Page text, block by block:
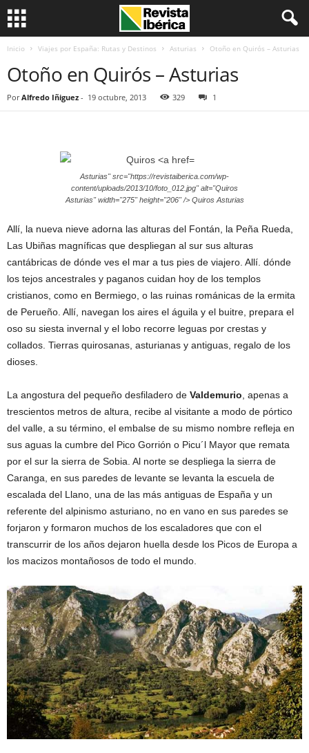
Inicio Viajes por España: Rutas y Destinos Asturias Otoño en Quirós – Asturias
Otoño en Quirós – Asturias
Por Alfredo Iñiguez - 19 octubre, 2013 329 1
Asturias" src="https://revistaiberica.com/wp-
content/uploads/2013/10/foto_012.jpg" alt="Quiros
Asturias" width="275" height="206" /> Quiros Asturias
Allí, la nueva nieve adorna las alturas del Fontán, la Peña Rueda,
Las Ubiñas magníficas que despliegan al sur sus alturas
cantábricas de dónde ves el mar a tus pies de viajero. Allí. dónde
los tejos ancestrales y paganos cuidan hoy de los templos
cristianos, como en Bermiego, o las ruinas románicas de la ermita
de Perueño. Allí, navegan los aires el águila y el buitre, prepara el
oso su siesta invernal y el lobo recorre leguas por crestas y
collados. Tierras quirosanas, asturianas y antiguas, regalo de los
dioses.
La angostura del pequeño desfiladero de Valdemurio , apenas a
trescientos metros de altura, recibe al visitante a modo de pórtico
del valle, a su término, el embalse de su mismo nombre refleja en
sus aguas la cumbre del Pico Gorrión o Picu´l Mayor que remata
por el sur la sierra de Sobia. Al norte se despliega la sierra de
Caranga, en sus paredes de levante se levanta la escuela de
escalada del Llano, una de las más antiguas de España y un
referente del alpinismo asturiano, no en vano en sus paredes se
forjaron y formaron muchos de los escaladores que con el
transcurrir de los años dejaron huella desde los Picos de Europa a
los macizos montañosos de todo el mundo.